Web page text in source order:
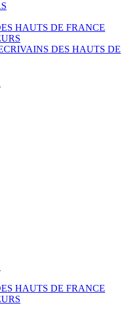
HAUTS DE FRANCE
DES HAUTS DE
HAUTS DE FRANCE